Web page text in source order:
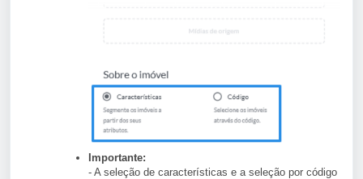
Importante:
- A seleção de características e a seleção por código